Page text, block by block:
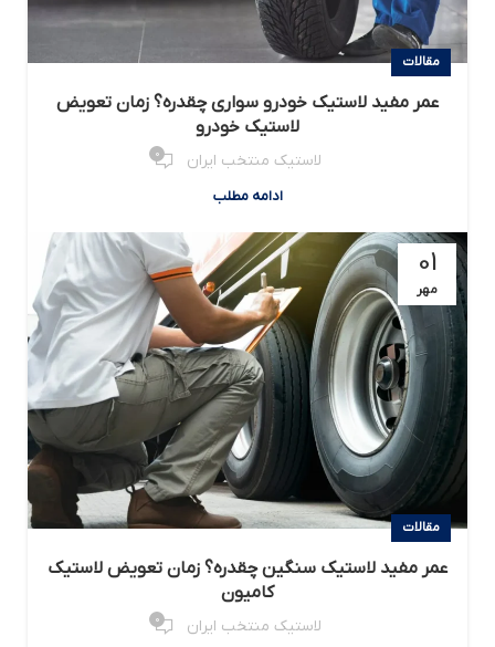
مقالات
عمر مفید لاستیک خودرو سواری چقدره؟ زمان تعویض
لاستیک خودرو
لاستیک منتخب ایران 0
ادامه مطلب
01
مهر
مقالات
عمر مفید لاستیک سنگین چقدره؟ زمان تعویض لاستیک
کامیون
لاستیک منتخب ایران 0